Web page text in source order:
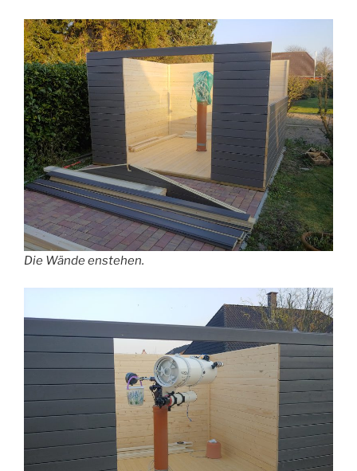
Die Wände enstehen.